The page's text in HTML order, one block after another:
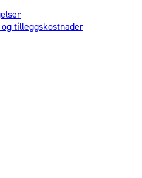
tilleggskostnader